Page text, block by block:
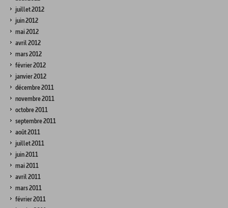
juillet 2012
juin 2012
mai 2012
avril 2012
mars 2012
février 2012
janvier 2012
décembre 2011
novembre 2011
octobre 2011
septembre 2011
août 2011
juillet 2011
juin 2011
mai 2011
avril 2011
mars 2011
février 2011